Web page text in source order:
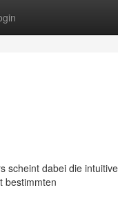
scheint dabei die
bestimmten